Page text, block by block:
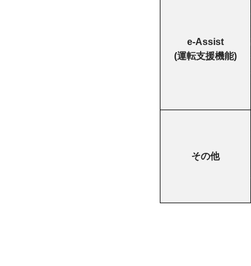
e-Assist
(運転支援機能)
その他